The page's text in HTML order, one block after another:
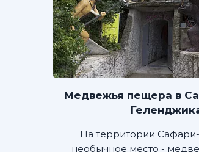
Медвежья пещера в
На территории
необычное место -